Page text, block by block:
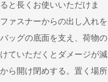
と長くお使いいただけま
ァスナーからの出し入れを
ッグの底面を支え、荷物の
ていただくとダメージが減
ら開け閉めする。置く場所